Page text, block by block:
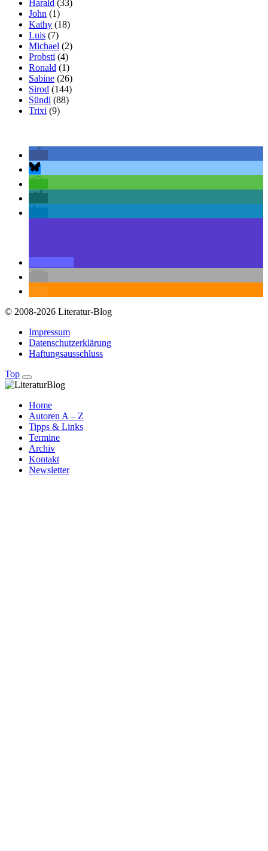
Harald (33)
John (1)
Kathy (18)
Luis (7)
Michael (2)
Probsti (4)
Ronald (1)
Sabine (26)
Sirod (144)
Sündi (88)
Trixi (9)
© 2008-2026 Literatur-Blog
Impressum
Datenschutzerklärung
Haftungsausschluss
Top
Home
Autoren A – Z
Tipps & Links
Termine
Archiv
Kontakt
Newsletter